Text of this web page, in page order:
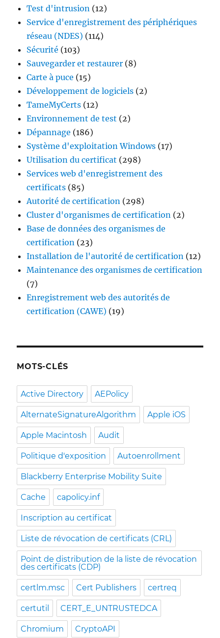
Test d'intrusion (12)
Service d'enregistrement des périphériques
réseau (NDES) (114)
Sécurité (103)
Sauvegarder et restaurer (8)
Carte à puce (15)
Développement de logiciels (2)
TameMyCerts (12)
Environnement de test (2)
Dépannage (186)
Système d'exploitation Windows (17)
Utilisation du certificat (298)
Services web d'enregistrement des
certificats (85)
Autorité de certification (298)
Cluster d'organismes de certification (2)
Base de données des organismes de
certification (23)
Installation de l'autorité de certification (12)
Maintenance des organismes de certification
(7)
Enregistrement web des autorités de
certification (CAWE) (19)
MOTS-CLÉS
Active Directory AEPolicy
AlternateSignatureAlgorithm Apple iOS
Apple Macintosh Audit
Politique d'exposition Autoenrollment
Blackberry Enterprise Mobility Suite
Cache capolicy.inf
Inscription au certificat
Liste de révocation de certificats (CRL)
Point de distribution de la liste de révocation
des certificats (CDP)
certlm.msc Cert Publishers certreq
certutil CERT_E_UNTRUSTEDCA
Chromium CryptoAPI